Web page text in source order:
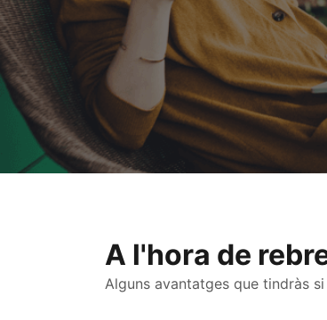
A l'hora de
Alguns avantatges que tindràs